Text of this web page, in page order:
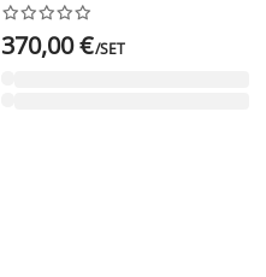






370,00 €/SET